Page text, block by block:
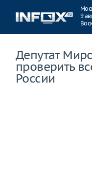
9
Депутат
проверить
России